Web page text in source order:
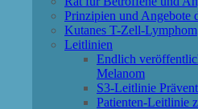
Prinzipien und Angebote
Kutanes T-Zell-Lymphom
Leitlinien
Endlich
Melanom
S3-Leitlinie
Patienten-Leitlinie